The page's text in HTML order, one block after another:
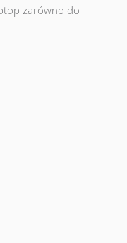
zarówno do